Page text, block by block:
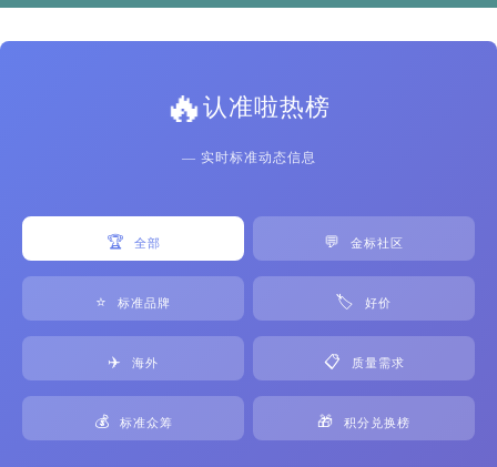
🔥认准啦热榜
— 实时标准动态信息
🏆 全部 💬 金标社区
⭐ 标准品牌 🏷️ 好价
✈️ 海外 📋 质量需求
💰 标准众筹 🎁 积分兑换榜